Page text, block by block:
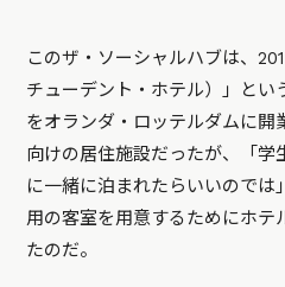
このザ・ソーシャルハブは、
チューデント・ホテル）」とい
をオランダ・ロッテルダムに開
向けの居住施設だったが、「学
に一緒に泊まれたらいいのでは
用の客室を用意するためにホテ
たのだ。